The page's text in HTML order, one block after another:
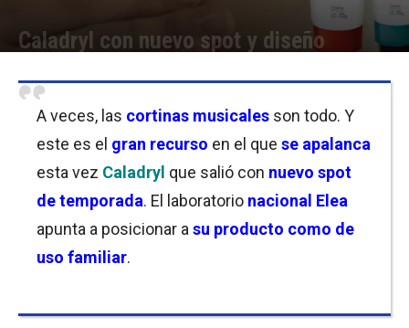
Caladryl con nuevo spot y diseño
A veces, las cortinas musicales son todo. Y
este es el gran recurso en el que se apalanca
esta vez Caladryl que salió con nuevo spot
de temporada. El laboratorio nacional Elea
apunta a posicionar a su producto como de
uso familiar.